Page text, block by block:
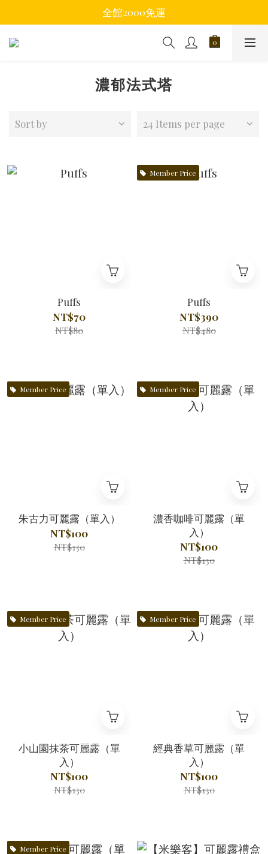
全館2000免運
濃郁法式塔
Sort by 24 Items per page
Puffs
NT$70
NT$80
Member Price
Puffs
NT$390
NT$480
Member Price
朱古力可麗露（單入）
NT$100
NT$130
Member Price
濃香咖啡可麗露（單
入）
NT$100
NT$130
Member Price
小山園抹茶可麗露（單
入）
NT$100
NT$130
Member Price
經典香草可麗露（單
入）
NT$100
NT$130
Member Price